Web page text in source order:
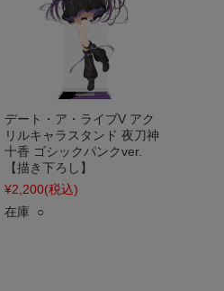
デート・ア・ライブV アク
リルキャラスタンド 夜刀神
十香 ゴシックパンクver.
【描き下ろし】
¥2,200(税込)
在庫 ○